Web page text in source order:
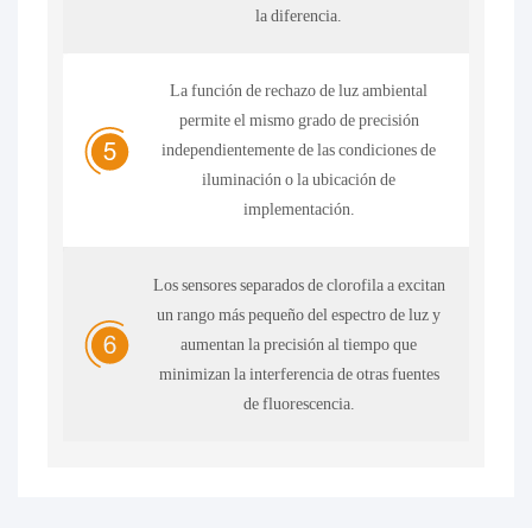
la diferencia.
La función de rechazo de luz ambiental
permite el mismo grado de precisión
independientemente de las condiciones de
iluminación o la ubicación de
implementación.
Los sensores separados de clorofila a excitan
un rango más pequeño del espectro de luz y
aumentan la precisión al tiempo que
minimizan la interferencia de otras fuentes
de fluorescencia.